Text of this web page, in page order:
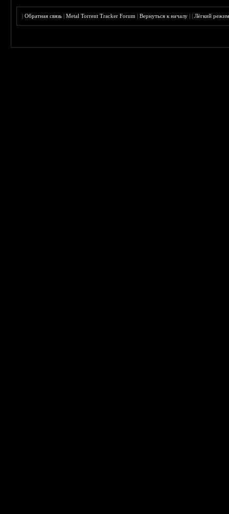
|Обратная связь |Metal Torrent Tracker Forum |Вернуться к началу ||Лёгкий